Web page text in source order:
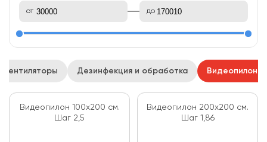
от до
Вентиляторы Дезинфекция и обработка Видеопилоны
Видеопилон 100х200 см.
Шаг 2,5
Видеопилон 200х200 см.
Шаг 1,86